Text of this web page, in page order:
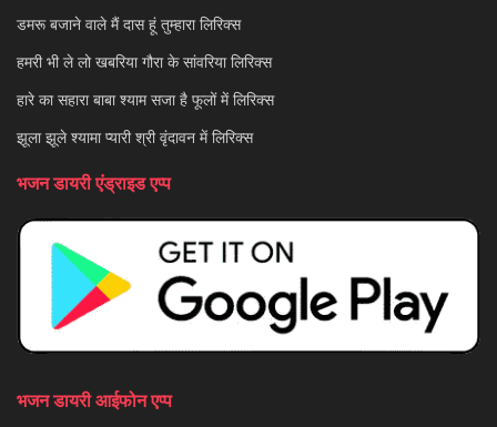
डमरू बजाने वाले मैं दास हूं तुम्हारा लिरिक्स
हमरी भी ले लो खबरिया गौरा के सांवरिया लिरिक्स
हारे का सहारा बाबा श्याम सजा है फूलों में लिरिक्स
झूला झूले श्यामा प्यारी श्री वृंदावन में लिरिक्स
भजन डायरी एंड्राइड एप्प
भजन डायरी आईफोन एप्प